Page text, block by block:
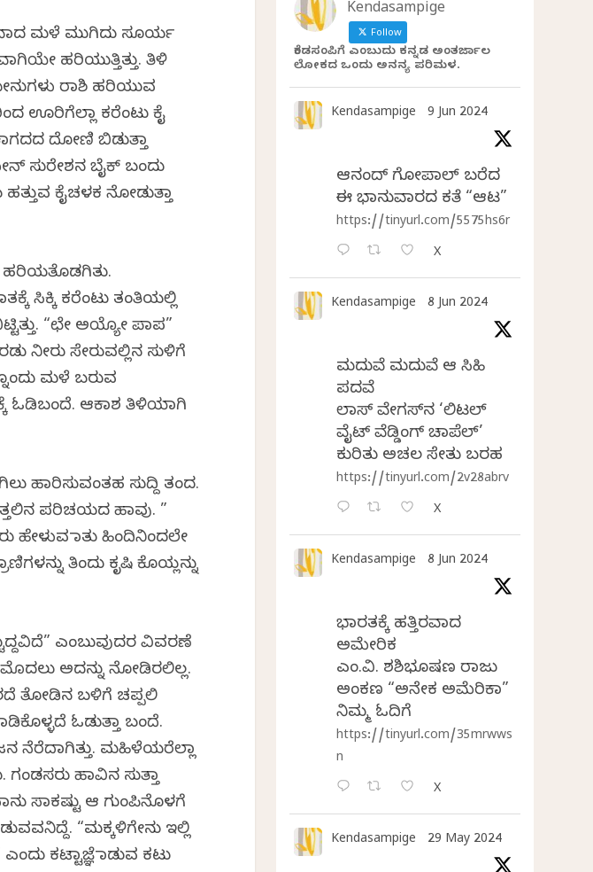
ಮಳೆ ಮುಗಿದು ಸೂರ್ಯ
ಹರಿಯುತ್ತಿತ್ತು. ತಿಳಿ
ರಾಶಿ ಹರಿಯುವ
ಊರಿಗೆಲ್ಲಾ ಕರೆಂಟು ಕೈ
ದೋಣಿ ಬಿಡುತ್ತಾ
ಸುರೇಶನ ಬೈಕ್ ಬಂದು
ಕೈಚಳಕ ನೋಡುತ್ತಾ
ಹರಿಯತೊಡಗಿತು.
ಸಿಕ್ಕಿ ಕರೆಂಟು ತಂತಿಯಲ್ಲಿ
“ಛೇ ಅಯ್ಯೋ ಪಾಪ”
ನೀರು ಸೇರುವಲ್ಲಿನ ಸುಳಿಗೆ
ಮಳೆ ಬರುವ
ಓಡಿಬಂದೆ. ಆಕಾಶ ತಿಳಿಯಾಗಿ
ಹಾರಿಸುವಂತಹ ಸುದ್ದಿ ತಂದ.
ಪರಿಚಯದ ಹಾವು. ”
ಹೇಳುವ ಮಾತು ಹಿಂದಿನಿಂದಲೇ
ತಿಂದು ಕೃಷಿ ಕೊಯ್ಲನ್ನು
ಎಂಬುವುದರ ವಿವರಣೆ
ಅದನ್ನು ನೋಡಿರಲಿಲ್ಲ.
ತೋಡಿನ ಬಳಿಗೆ ಚಪ್ಪಲಿ
ಓಡುತ್ತಾ ಬಂದೆ.
ಜನ ನೆರೆದಾಗಿತ್ತು. ಮಹಿಳೆಯರೆಲ್ಲಾ
ಹಾವಿನ ಸುತ್ತಾ
ಸಾಕಷ್ಟು ಆ ಗುಂಪಿನೊಳಗೆ
“ಮಕ್ಕಳಿಗೇನು ಇಲ್ಲಿ
ಕಟ್ಟಾಜ್ಞೆ ಮಾಡುವ ಕಟು
Kendasampige
Follow
ಕೆಂಡಸಂಪಿಗೆ ಎಂಬುದು ಕನ್ನಡ ಅಂತರ್ಜಾಲ
ಲೋಕದ ಒಂದು ಅನನ್ಯ ಪರಿಮಳ.
Kendasampige 9 Jun 2024
ಆನಂದ್‌ ಗೋಪಾಲ್‌ ಬರೆದ
ಈ ಭಾನುವಾರದ ಕತೆ “ಆಟ”
https://tinyurl.com/5575hs6r
X
Kendasampige 8 Jun 2024
ಮದುವೆ ಮದುವೆ ಆ ಸಿಹಿ
ಪದವೆ
ಲಾಸ್‌ ವೇಗಸ್‌ನ ‘ಲಿಟಲ್
ವೈಟ್ ವೆಡ್ಡಿಂಗ್ ಚಾಪೆಲ್’
ಕುರಿತು ಅಚಲ ಸೇತು ಬರಹ
https://tinyurl.com/2v28abrv
X
Kendasampige 8 Jun 2024
ಭಾರತಕ್ಕೆ ಹತ್ತಿರವಾದ
ಅಮೇರಿಕ
ಎಂ.ವಿ. ಶಶಿಭೂಷಣ ರಾಜು
ಅಂಕಣ “ಅನೇಕ ಅಮೆರಿಕಾ”
ನಿಮ್ಮ ಓದಿಗೆ
https://tinyurl.com/35mrwws
n
X
Kendasampige 29 May 2024